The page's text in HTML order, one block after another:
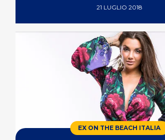
21 LUGLIO 2018
EX ON THE BEACH ITALIA